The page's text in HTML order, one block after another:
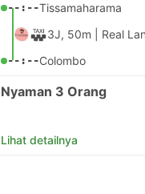
--:--Tissamaharama
3J, 50m | Real
--:--Colombo
Nyaman 3 Orang
Lihat detailnya